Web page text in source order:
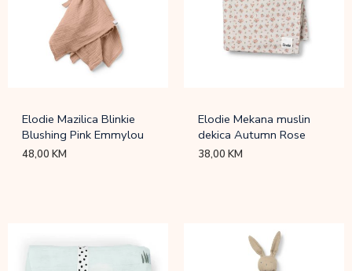
Elodie Mazilica Blinkie
Blushing Pink Emmylou
48,00KM
Elodie Mekana muslin
dekica Autumn Rose
38,00KM